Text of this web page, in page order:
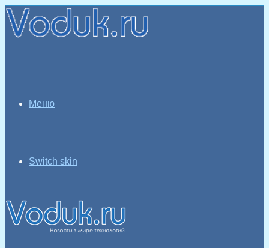
Меню
Switch skin